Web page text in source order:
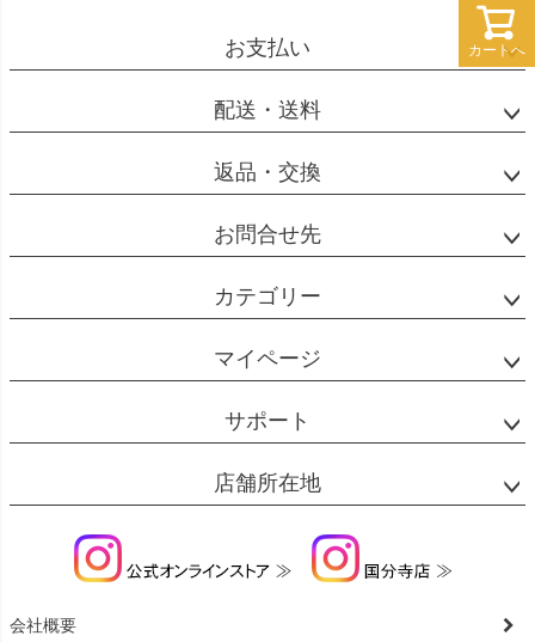
カートへ
ペー
ジト
ップ
お支払い
配送・送料
返品・交換
お問合せ先
カテゴリー
マイページ
サポート
店舗所在地
会社概要